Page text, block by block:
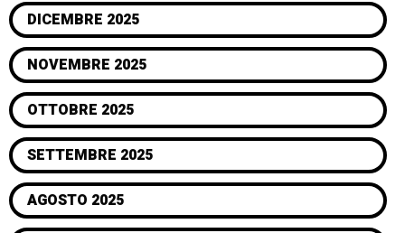
DICEMBRE 2025
NOVEMBRE 2025
OTTOBRE 2025
SETTEMBRE 2025
AGOSTO 2025